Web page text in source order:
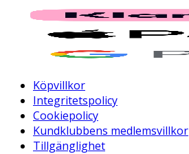
Köpvillkor
Integritetspolicy
Cookiepolicy
Kundklubbens medlemsvillkor
Tillgänglighet